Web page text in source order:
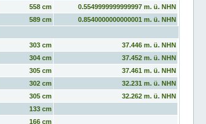
558 cm
0.5549999999999997 m. ü. NHN
589 cm
0.8540000000000001 m. ü. NHN
303 cm
37.446 m. ü. NHN
304 cm
37.452 m. ü. NHN
305 cm
37.461 m. ü. NHN
302 cm
32.231 m. ü. NHN
305 cm
32.262 m. ü. NHN
133 cm
166 cm